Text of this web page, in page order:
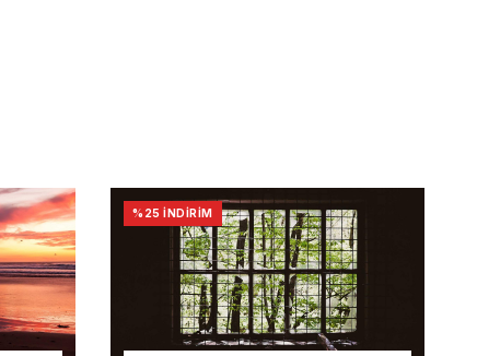
%25 İNDIRIM